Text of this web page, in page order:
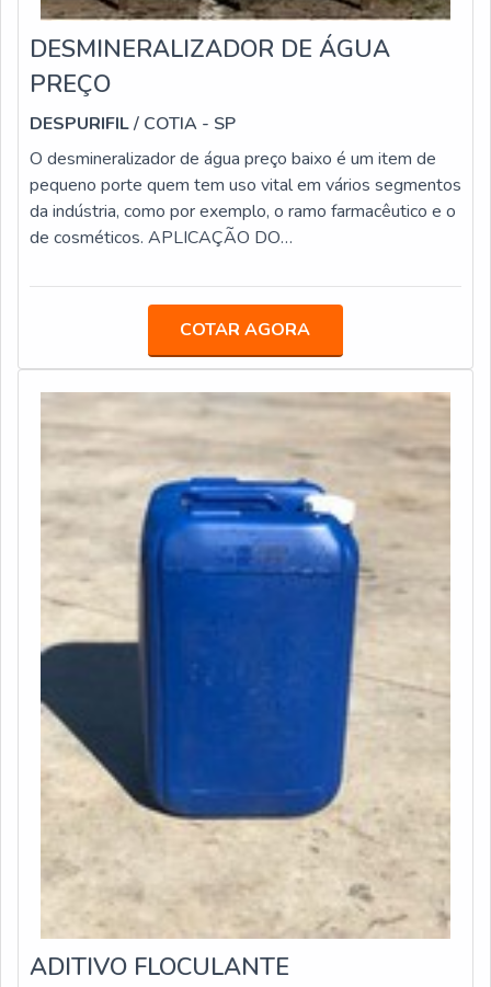
DESMINERALIZADOR DE ÁGUA
PREÇO
DESPURIFIL/ COTIA - SP
O desmineralizador de água preço baixo é um item de
pequeno porte quem tem uso vital em vários segmentos
da indústria, como por exemplo, o ramo farmacêutico e o
de cosméticos. APLICAÇÃO DO
diversos locais necessitam de água de alta qualidade
produtos, utilizar água com muita presença de minerais
pode causar uma grande alteração no efeito que a
empresa pretende.Por conta desse motivo, é importante
contar co
COTAR AGORA
ADITIVO FLOCULANTE